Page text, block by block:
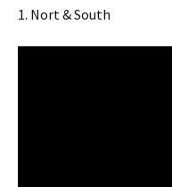
1. Nort & South